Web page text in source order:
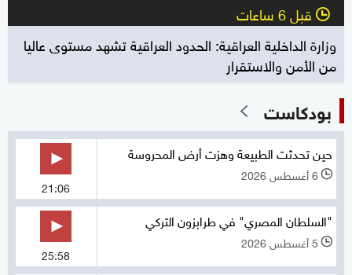
l قبل 6 ساعات
وزارة الداخلية العراقية: الحدود العراقية تشهد مستوى عاليا
من الأمن والاستقرار
بودكاست
حين تحدثت الطبيعة وهزت أرض المحروسة
l 6 أغسطس 2026
21:06
"السلطان المصري" في طرابزون التركي
l 5 أغسطس 2026
25:58